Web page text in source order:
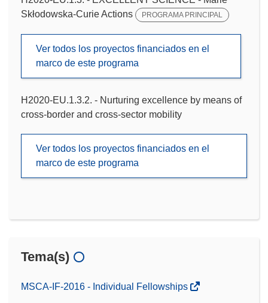
Skłodowska-Curie Actions
PROGRAMA PRINCIPAL
Ver todos los proyectos financiados en el
marco de este programa
H2020-EU.1.3.2. - Nurturing excellence by means of
cross-border and cross-sector mobility
Ver todos los proyectos financiados en el
marco de este programa
Tema(s)
MSCA-IF-2016 - Individual Fellowships